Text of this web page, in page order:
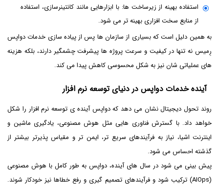
استفاده بهینه از زیرساخت ها: با ابزارهایی مانند کانتینرسازی، استفاده
از منابع سخت افزاری بهینه تر می شود.
به همین دلیل است که بسیاری از سازمان ها پس از پیاده سازی خدمات دواپس
رِمیس نه تنها در کیفیت و سرعت پروژه ها پیشرفت چشمگیر دارند، بلکه هزینه
های عملیاتی شان نیز به شکل محسوسی کاهش پیدا می کند.
آینده خدمات دواپس در دنیای توسعه نرم افزار
روند تحول دیجیتال نشان می دهد که دواپس آینده ی توسعه نرم افزار را شکل
خواهد داد. با گسترش فناوری هایی مثل هوش مصنوعی، یادگیری ماشین و
اینترنت اشیا، نیاز به فرآیندهای سریع تر، ایمن تر و مقیاس پذیرتر بیشتر از
گذشته احساس می شود.
پیش بینی می شود در سال های آینده، دواپس به طور کامل با هوش مصنوعی
(AIOps) ترکیب شود و فرآیندهای تصمیم گیری و رفع خطاها نیز خودکار شوند.